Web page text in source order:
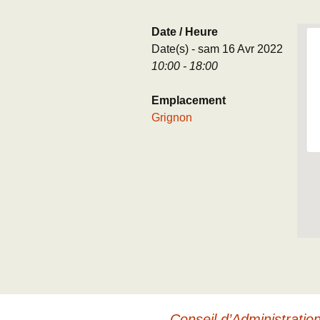
Documents (accès
restreint)
Date / Heure
Date(s) - sam 16 Avr 2022
10:00 - 18:00
Emplacement
Grignon